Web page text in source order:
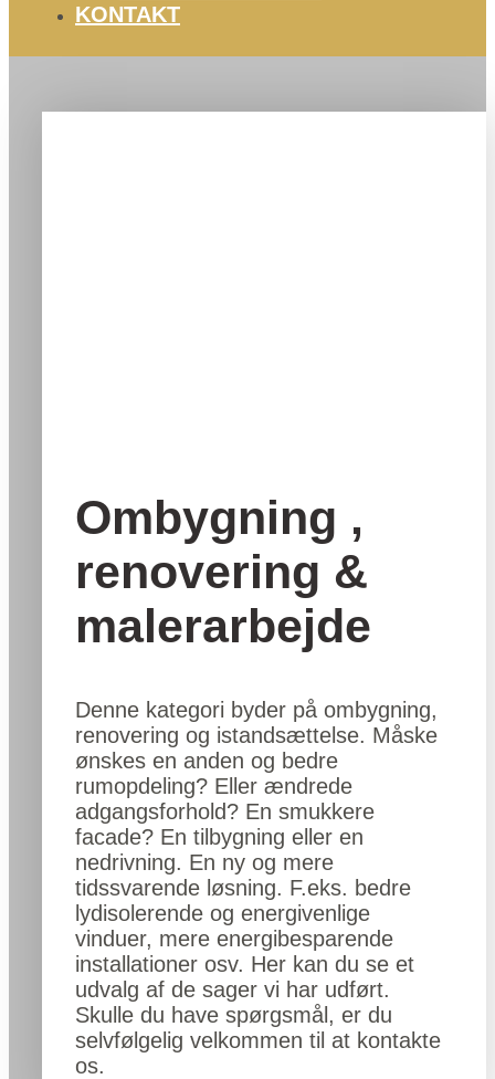
KONTAKT
Ombygning ,
renovering &
malerarbejde
Denne kategori byder på ombygning,
renovering og istandsættelse. Måske
ønskes en anden og bedre
rumopdeling? Eller ændrede
adgangsforhold? En smukkere
facade? En tilbygning eller en
nedrivning. En ny og mere
tidssvarende løsning. F.eks. bedre
lydisolerende og energivenlige
vinduer, mere energibesparende
installationer osv. Her kan du se et
udvalg af de sager vi har udført.
Skulle du have spørgsmål, er du
selvfølgelig velkommen til at kontakte
os.